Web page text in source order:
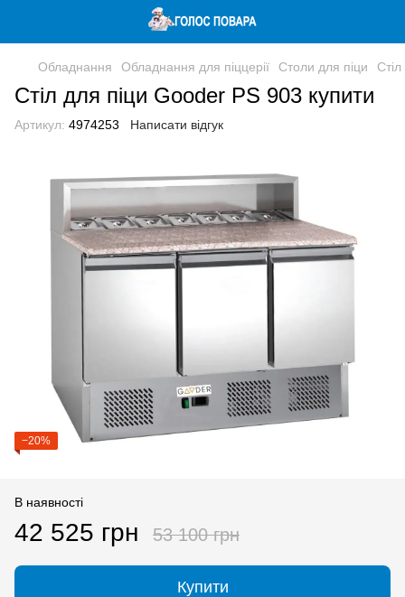
Обладнання Обладнання для піццерії Столи для піци
Стіл для піци Gooder PS 903 купити
Артикул: 4974253 Написати відгук
−20%
В наявності
42 525 грн 53 100 грн
Купити